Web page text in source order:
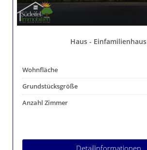
Haus - Einfamilienhaus
Wohnfläche
Grundstücksgröße
Anzahl Zimmer